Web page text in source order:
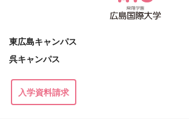
東広島キャンパス
呉キャンパス
入学資料請求